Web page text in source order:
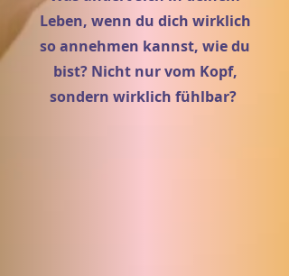
Leben, wenn du dich wirklich
so annehmen kannst, wie du
bist? Nicht nur vom Kopf,
sondern wirklich fühlbar?